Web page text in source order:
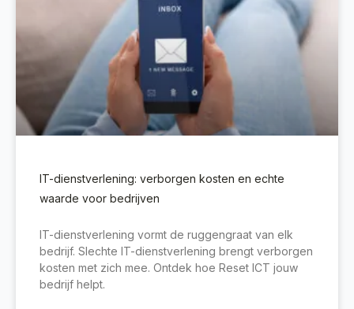
IT-dienstverlening: verborgen kosten en echte
waarde voor bedrijven
IT-dienstverlening vormt de ruggengraat van elk
bedrijf. Slechte IT-dienstverlening brengt verborgen
kosten met zich mee. Ontdek hoe Reset ICT jouw
bedrijf helpt.